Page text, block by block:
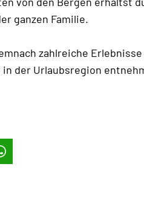
ganzen Familie.
zahlreiche
der Urlaubsregion